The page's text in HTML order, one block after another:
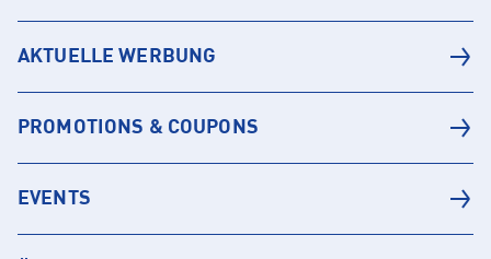
AKTUELLE WERBUNG
PROMOTIONS & COUPONS
EVENTS